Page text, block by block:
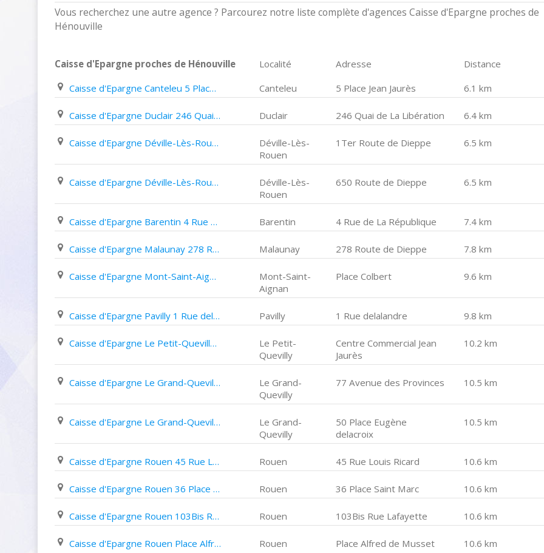
Vous recherchez une autre agence ? Parcourez notre liste complète d'agences Caisse d'Epargne proches de
Hénouville
Caisse d'Epargne proches de Hénouville Localité Adresse
Distance
Caisse d'Epargne Canteleu 5 Place Jean Jaurès
Canteleu 5 Place Jean Jaurès 6.1 km
Caisse d'Epargne Duclair 246 Quai de La Libération Duclair 246 Quai de La Libération 6.4 km
Caisse d'Epargne Déville-Lès-Rouen 1Ter Route de Dieppe
Déville-Lès-
Rouen
1Ter Route de Dieppe 6.5 km
Caisse d'Epargne Déville-Lès-Rouen 650 Route de Dieppe
Déville-Lès-
Rouen
650 Route de Dieppe 6.5 km
Caisse d'Epargne Barentin 4 Rue de La République Barentin 4 Rue de La République 7.4 km
Caisse d'Epargne Malaunay 278 Route de Dieppe Malaunay 278 Route de Dieppe 7.8 km
Caisse d'Epargne Mont-Saint-Aignan Place Colbert
Mont-Saint-
Aignan
Place Colbert 9.6 km
Caisse d'Epargne Pavilly 1 Rue delalandre Pavilly 1 Rue delalandre 9.8 km
Caisse d'Epargne Le Petit-Quevilly Centre Commercial Jean Jaurès
Le Petit-
Quevilly
Centre Commercial Jean
Jaurès
10.2 km
Caisse d'Epargne Le Grand-Quevilly 77 Avenue des Provinces
Le Grand-
Quevilly
77 Avenue des Provinces 10.5 km
Caisse d'Epargne Le Grand-Quevilly 50 Place Eugène delacroix
Le Grand-
Quevilly
50 Place Eugène
delacroix
10.5 km
Caisse d'Epargne Rouen 45 Rue Louis Ricard Rouen 45 Rue Louis Ricard 10.6 km
Caisse d'Epargne Rouen 36 Place Saint Marc Rouen 36 Place Saint Marc 10.6 km
Caisse d'Epargne Rouen 103Bis Rue Lafayette Rouen 103Bis Rue Lafayette 10.6 km
Caisse d'Epargne Rouen Place Alfred de Musset Rouen Place Alfred de Musset 10.6 km